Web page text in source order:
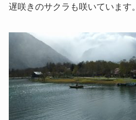
遅咲きのサクラも咲いています。